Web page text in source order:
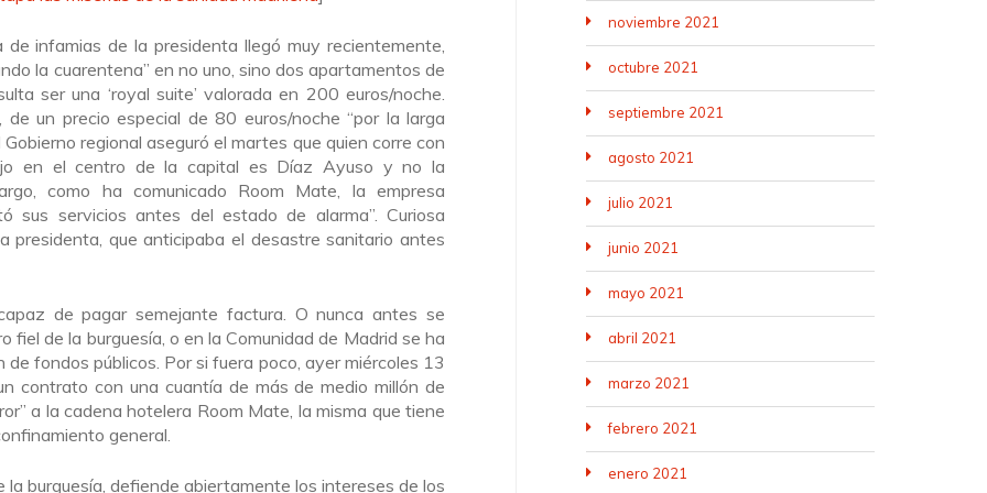
infamias de la presidenta llegó muy recientemente,
la cuarentena” en no uno, sino dos apartamentos de
ser una ‘royal suite’ valorada en 200 euros/noche.
un precio especial de 80 euros/noche “por la larga
regional aseguró el martes que quien corre con
en el centro de la capital es Díaz Ayuso y no la
como ha comunicado Room Mate, la empresa
sus servicios antes del estado de alarma”. Curiosa
presidenta, que anticipaba el desastre sanitario antes
de pagar semejante factura. O nunca antes se
fiel de la burguesía, o en la Comunidad de Madrid se ha
fondos públicos. Por si fuera poco, ayer miércoles 13
contrato con una cuantía de más de medio millón de
a la cadena hotelera Room Mate, la misma que tiene
general.
la burguesía, defiende abiertamente los intereses de los
noviembre 2021
octubre 2021
septiembre 2021
agosto 2021
julio 2021
junio 2021
mayo 2021
abril 2021
marzo 2021
febrero 2021
enero 2021